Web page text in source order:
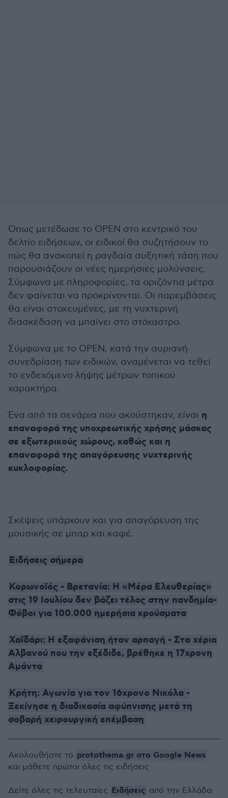
Όπως μετέδωσε το OPEN στο κεντρικό του
δελτίο ειδήσεων, οι ειδικοί θα συζητήσουν το
πώς θα ανακοπεί η ραγδαία αυξητική τάση που
παρουσιάζουν οι νέες ημερήσιες μολύνσεις.
Σύμφωνα με πληροφορίες, τα οριζόντια μέτρα
δεν φαίνεται να προκρίνονται. Οι παρεμβάσεις
θα είναι στοχευμένες, με τη νυχτερινή
διασκέδαση να μπαίνει στο στόχαστρο.
Σύμφωνα με το OPEN, κατά την αυριανή
συνεδρίαση των ειδικών, αναμένεται να τεθεί
το ενδεχόμενο λήψης μέτρων τοπικού
χαρακτήρα.
Ένα από τα σενάρια που ακούστηκαν, είναι η
επαναφορά της υποχρεωτικής χρήσης μάσκας
σε εξωτερικούς χώρους, καθώς και η
επαναφορά της απαγόρευσης νυχτερινής
κυκλοφορίας.
Σκέψεις υπάρχουν και για απαγόρευση της
μουσικής σε μπαρ και καφέ.
Ειδήσεις σήμερα
Κορωνοϊός - Βρετανία: Η «Μέρα Ελευθερίας»
στις 19 Ιουλίου δεν βάζει τέλος στην πανδημία-
Φόβοι για 100.000 ημερήσια κρούσματα
Χαϊδάρι: Η εξαφάνιση ήταν αρπαγή - Στα χέρια
Αλβανού που την εξέδιδε, βρέθηκε η 17χρονη
Αμάντα
Κρήτη: Αγωνία για τον 16χρονο Νικόλα -
Ξεκίνησε η διαδικασία αφύπνισης μετά τη
σοβαρή χειρουργική επέμβαση
Ακολουθήστε το protothema.gr στο Google News
και μάθετε πρώτοι όλες τις ειδήσεις
Δείτε όλες τις τελευταίες Ειδήσεις από την Ελλάδα